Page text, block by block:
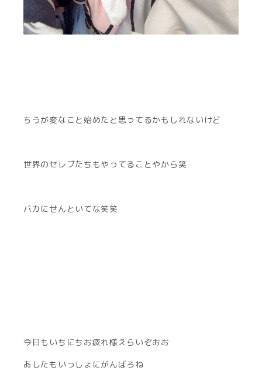
ちうが変なこと始めたと思ってるかもしれないけど
世界のセレブたちもやってることやから笑
バカにせんといてな笑笑
今日もいちにちお疲れ様えらいぞおお
あしたもいっしょにがんばろね